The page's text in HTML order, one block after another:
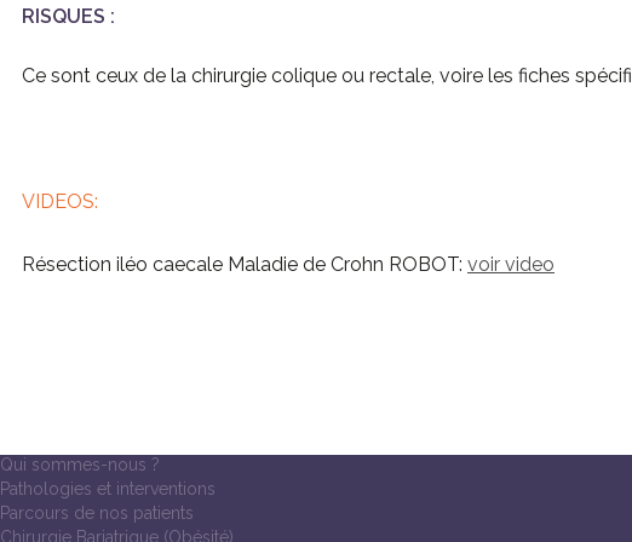
RISQUES :
Ce sont ceux de la chirurgie colique ou rectale, voire les fiches
VIDEOS:
Résection iléo caecale Maladie de Crohn ROBOT: voir video
Qui sommes-nous ?
Pathologies et interventions
Parcours de nos patients
Chirurgie Bariatrique (Obésité)